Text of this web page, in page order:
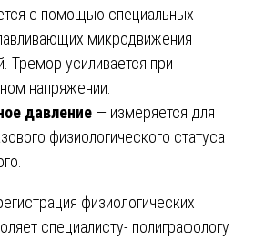
с помощью специальных
микродвижения
Тремор усиливается при
напряжении.
давление — измеряется для
физиологического статуса
физиологических
специалисту- полиграфологу